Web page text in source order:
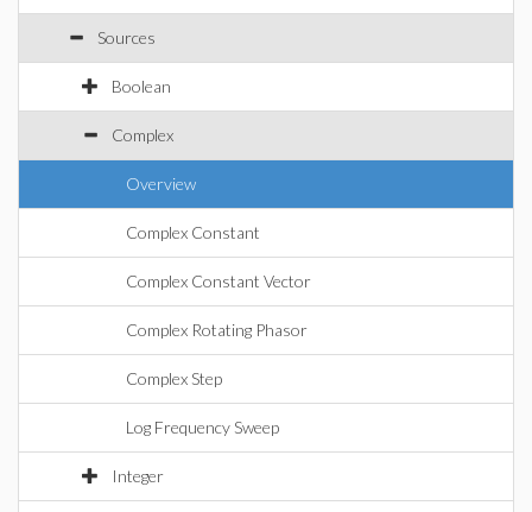
Sources
Boolean
Complex
Overview
Complex Constant
Complex Constant Vector
Complex Rotating Phasor
Complex Step
Log Frequency Sweep
Integer